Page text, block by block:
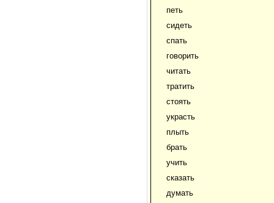
петь
сидеть
спать
говорить
читать
тратить
стоять
украсть
плыть
брать
учить
сказать
думать